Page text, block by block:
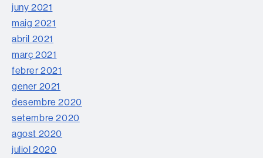
juny 2021
maig 2021
abril 2021
març 2021
febrer 2021
gener 2021
desembre 2020
setembre 2020
agost 2020
juliol 2020